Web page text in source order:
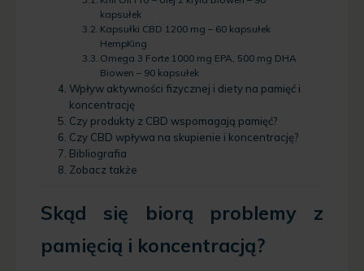
kapsułek
Kapsułki CBD 1200 mg – 60 kapsułek
HempKing
Omega 3 Forte 1000 mg EPA, 500 mg DHA
Biowen – 90 kapsułek
Wpływ aktywności fizycznej i diety na pamięć i
koncentrację
Czy produkty z CBD wspomagają pamięć?
Czy CBD wpływa na skupienie i koncentrację?
Bibliografia
Zobacz także
Skąd się biorą problemy z
pamięcią i koncentracją?